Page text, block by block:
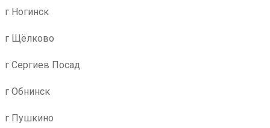
г Ногинск
г Щёлково
г Сергиев Посад
г Обнинск
г Пушкино